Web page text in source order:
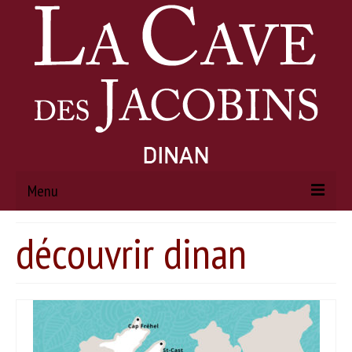
Menu
À PROPOS
Histoire
découvrir dinan